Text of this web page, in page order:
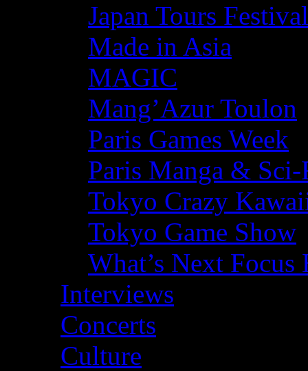
Japan Tours Festival
Made in Asia
MAGIC
Mang’Azur Toulon
Paris Games Week
Paris Manga &
Tokyo Crazy
Tokyo Game Show
What’s Next
Interviews
Concerts
Culture